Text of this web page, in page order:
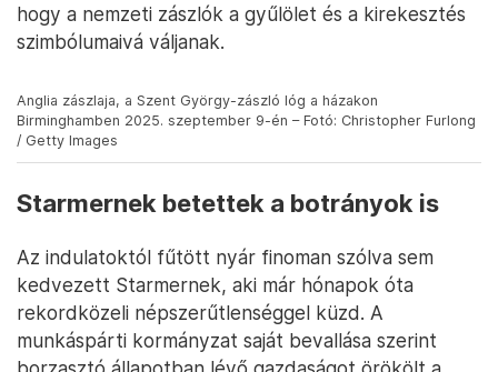
hogy a nemzeti zászlók a gyűlölet és a kirekesztés
szimbólumaivá váljanak.
Anglia zászlaja, a Szent György-zászló lóg a házakon
Birminghamben 2025. szeptember 9-én – Fotó: Christopher Furlong
/ Getty Images
Starmernek betettek a botrányok is
Az indulatoktól fűtött nyár finoman szólva sem
kedvezett Starmernek, aki már hónapok óta
rekordközeli népszerűtlenséggel küzd. A
munkáspárti kormányzat saját bevallása szerint